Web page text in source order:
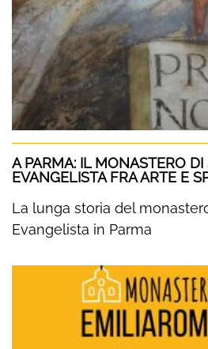
A PARMA: IL MONASTERO
EVANGELISTA FRA ARTE E
La lunga storia del
Evangelista in Parma